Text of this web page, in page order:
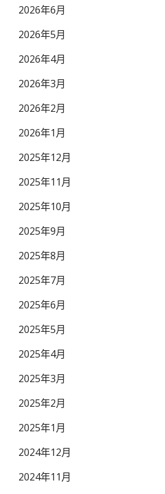
2026年6月
2026年5月
2026年4月
2026年3月
2026年2月
2026年1月
2025年12月
2025年11月
2025年10月
2025年9月
2025年8月
2025年7月
2025年6月
2025年5月
2025年4月
2025年3月
2025年2月
2025年1月
2024年12月
2024年11月